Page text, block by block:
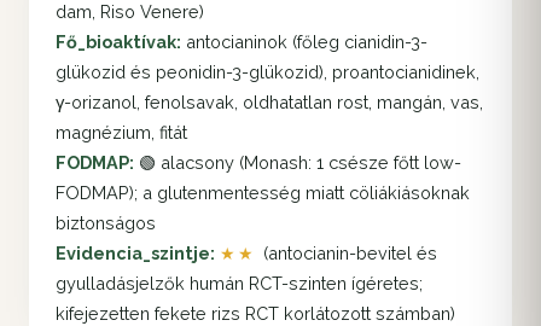
dam, Riso Venere)
Fő_bioaktívak: antocianinok (főleg cianidin-3-
glükozid és peonidin-3-glükozid), proantocianidinek,
γ-orizanol, fenolsavak, oldhatatlan rost, mangán, vas,
magnézium, fitát
FODMAP: 🟢 alacsony (Monash: 1 csésze főtt low-
FODMAP); a glutenmentesség miatt cöliákiásoknak
biztonságos
Evidencia_szintje: ★★ (antocianin-bevitel és
gyulladásjelzők humán RCT-szinten ígéretes;
kifejezetten fekete rizs RCT korlátozott számban)